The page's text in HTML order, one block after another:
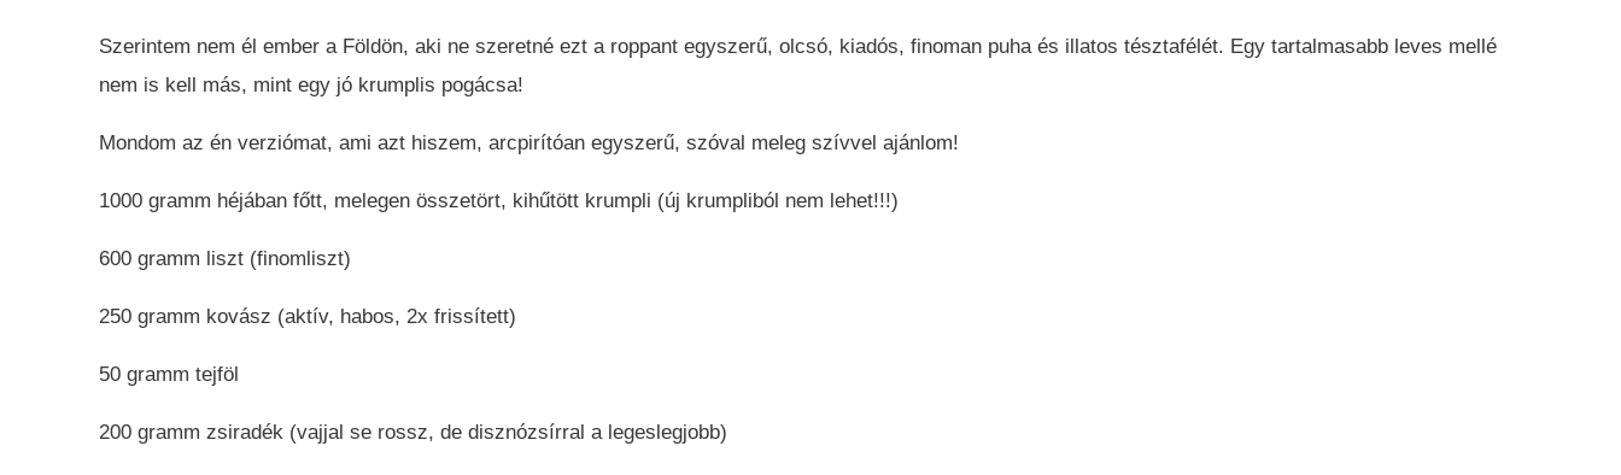
Szerintem nem él ember a Földön, aki ne szeretné ezt a roppant egyszerű, olcsó, kiadós, finoman puha és illatos tésztafélét. Egy tartalmasabb leves mellé
nem is kell más, mint egy jó krumplis pogácsa!
Mondom az én verziómat, ami azt hiszem, arcpirítóan egyszerű, szóval meleg szívvel ajánlom!
1000 gramm héjában főtt, melegen összetört, kihűtött krumpli (új krumpliból nem lehet!!!)
600 gramm liszt (finomliszt)
250 gramm kovász (aktív, habos, 2x frissített)
50 gramm tejföl
200 gramm zsiradék (vajjal se rossz, de disznózsírral a legeslegjobb)